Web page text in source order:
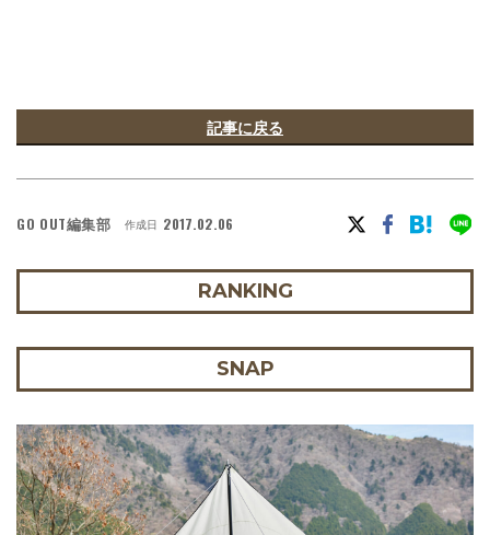
記事に戻る
GO OUT編集部 作成日 2017.02.06
RANKING
SNAP